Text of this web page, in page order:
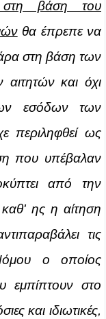
στη βάση του
θα έπρεπε να
άρα στη βάση των
και όχι
εσόδων των
περιληφθεί ως
που υπέβαλαν
από την
ης η αίτηση
τις
ο οποίος
εμπίπτουν στο
και ιδιωτικές,